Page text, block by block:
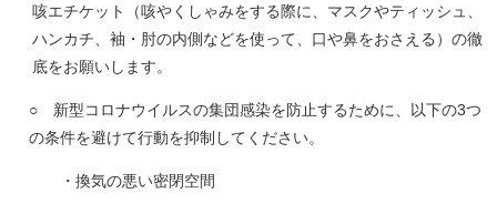
咳エチケット（咳やくしゃみをする際に、マスクやティッシュ、
ハンカチ、袖・肘の内側などを使って、口や鼻をおさえる）の徹
底をお願いします。
○ 新型コロナウイルスの集団感染を防止するために、以下の3つ
の条件を避けて行動を抑制してください。
・換気の悪い密閉空間